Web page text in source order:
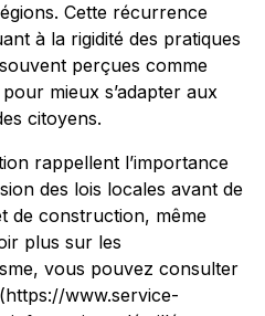
Cette récurrence
à la rigidité des pratiques
perçues comme
mieux s’adapter aux
citoyens.
rappellent l’importance
des lois locales avant de
de construction, même
plus sur les
vous pouvez consulter
www.service-